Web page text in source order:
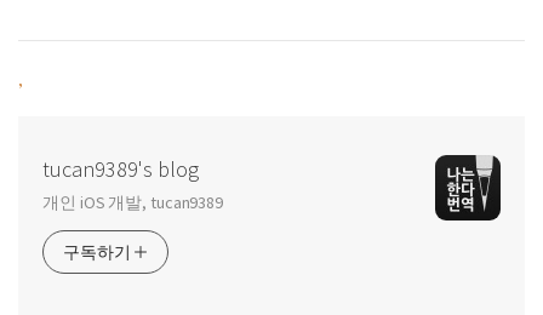
tucan9389's blog
개인 iOS 개발, tucan9389
구독하기